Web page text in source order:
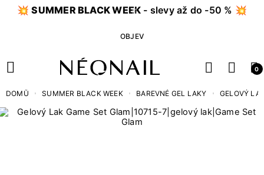
💥SUMMER BLACK WEEK - slevy až do -50 % 💥
OBJEV
0
DOMŮ SUMMER BLACK WEEK BAREVNÉ GEL LAKY GELOVÝ